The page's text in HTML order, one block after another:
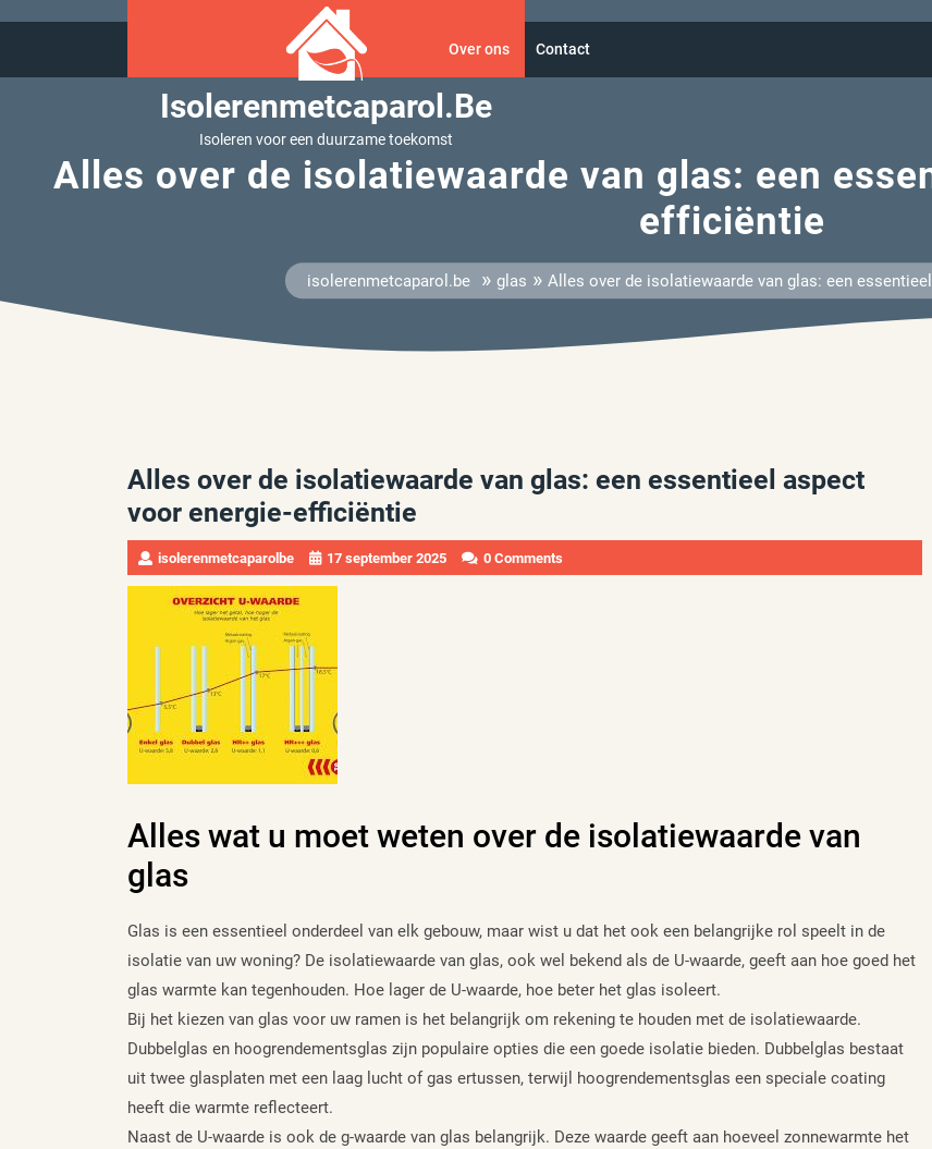
Isolerenmetcaparol.be
Isoleren voor een duurzame toekomst
Over ons Contact
Alles over de isolatiewaarde van glas: een
efficiëntie
isolerenmetcaparol.be » glas » Alles over de isolatiewaarde van glas: een
Alles over de isolatiewaarde van glas: een essentieel aspect
voor energie-efficiëntie
isolerenmetcaparolbe 17 september 2025 0 Comments
Alles wat u moet weten over de isolatiewaarde van
glas
Glas is een essentieel onderdeel van elk gebouw, maar wist u dat het ook een belangrijke rol speelt in de
isolatie van uw woning? De isolatiewaarde van glas, ook wel bekend als de U-waarde, geeft aan hoe goed het
glas warmte kan tegenhouden. Hoe lager de U-waarde, hoe beter het glas isoleert.
Bij het kiezen van glas voor uw ramen is het belangrijk om rekening te houden met de isolatiewaarde.
Dubbelglas en hoogrendementsglas zijn populaire opties die een goede isolatie bieden. Dubbelglas bestaat
uit twee glasplaten met een laag lucht of gas ertussen, terwijl hoogrendementsglas een speciale coating
heeft die warmte reflecteert.
Naast de U-waarde is ook de g-waarde van glas belangrijk. Deze waarde geeft aan hoeveel zonnewarmte het